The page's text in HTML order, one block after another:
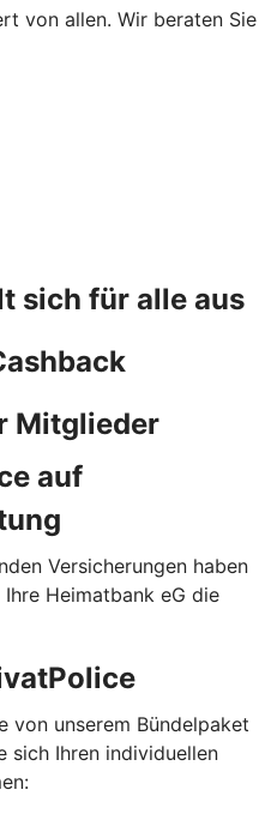
von allen. Wir beraten Sie
sich für alle aus
Mitglieder
auf
Versicherungen haben
Heimatbank eG die
von unserem Bündelpaket
sich Ihren individuellen